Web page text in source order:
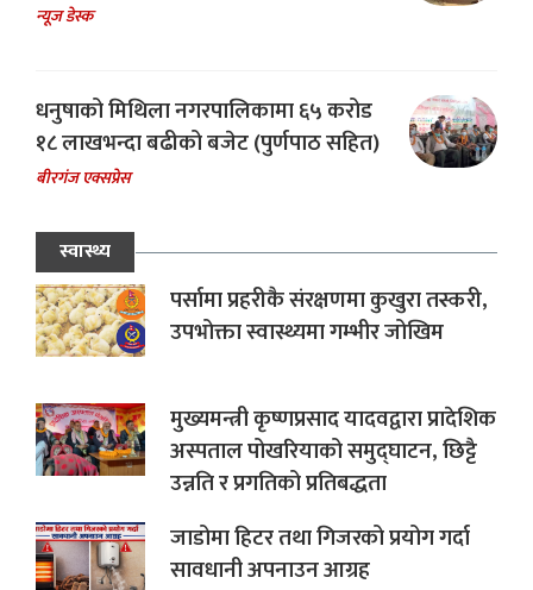
न्यूज डेस्क
धनुषाको मिथिला नगरपालिकामा ६५ करोड
१८ लाखभन्दा बढीको बजेट (पुर्णपाठ सहित)
बीरगंज एक्सप्रेस
स्वास्थ्य
पर्सामा प्रहरीकै संरक्षणमा कुखुरा तस्करी,
उपभोक्ता स्वास्थ्यमा गम्भीर जोखिम
मुख्यमन्त्री कृष्णप्रसाद यादवद्वारा प्रादेशिक
अस्पताल पोखरियाको समुद्घाटन, छिट्टै
उन्नति र प्रगतिको प्रतिबद्धता
जाडोमा हिटर तथा गिजरको प्रयोग गर्दा
सावधानी अपनाउन आग्रह